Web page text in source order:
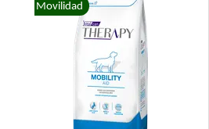
Movilidad